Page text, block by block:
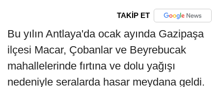
TAKİP ET
Bu yılın Antlaya'da ocak ayında Gazipaşa
ilçesi Macar, Çobanlar ve Beyrebucak
mahallelerinde fırtına ve dolu yağışı
nedeniyle seralarda hasar meydana geldi.